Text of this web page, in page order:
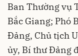
Ban Thường vụ
Bắc Giang; Phó
Đảng, Chủ tịch
ủy, Bí thư Đảng